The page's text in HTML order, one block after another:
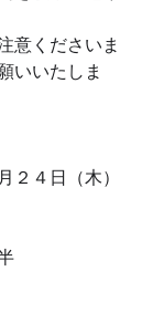
意くださいま
いいたしま
２４日（木）